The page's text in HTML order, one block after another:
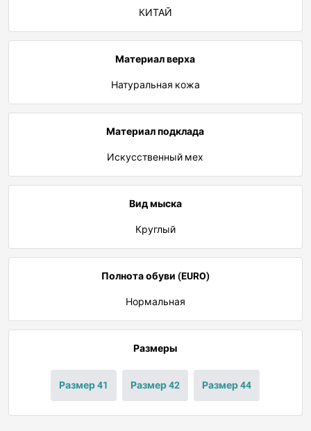
КИТАЙ
Материал верха
Натуральная кожа
Материал подклада
Искусственный мех
Вид мыска
Круглый
Полнота обуви (EURO)
Нормальная
Размеры
Размер 41 Размер 42 Размер 44